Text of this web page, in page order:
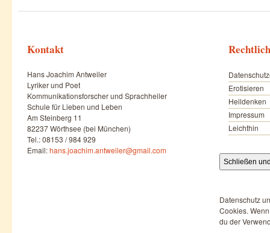
Kontakt
Hans Joachim Antweiler
Lyriker und Poet
Kommunikationsforscher und Sprachheiler
Schule für Lieben und Leben
Am Steinberg 11
82237 Wörthsee (bei München)
Tel.: 08153 / 984 929
Email:hans.joachim.antweiler@gmail.com
Erotisieren
Heildenken
Impressum
Leichthin
Datenschutz
Cookies.
du der